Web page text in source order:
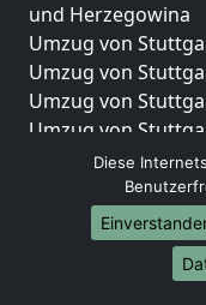
und Herzegowina
Umzug von
Umzug von
Umzug von
Umzug von
Umzug von
Umzug von
Umzug von
Umzug von
Umzug von
Diese